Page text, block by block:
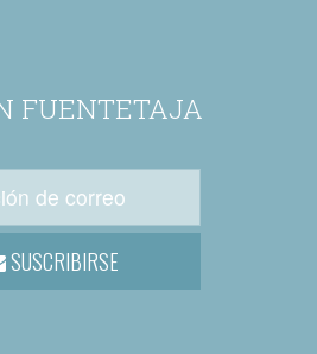
FUENTETAJA
SUSCRIBIRSE